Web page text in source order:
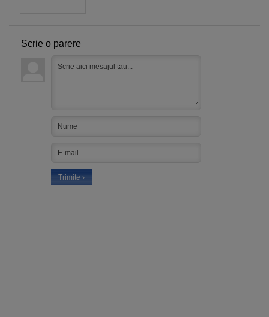
Scrie o parere